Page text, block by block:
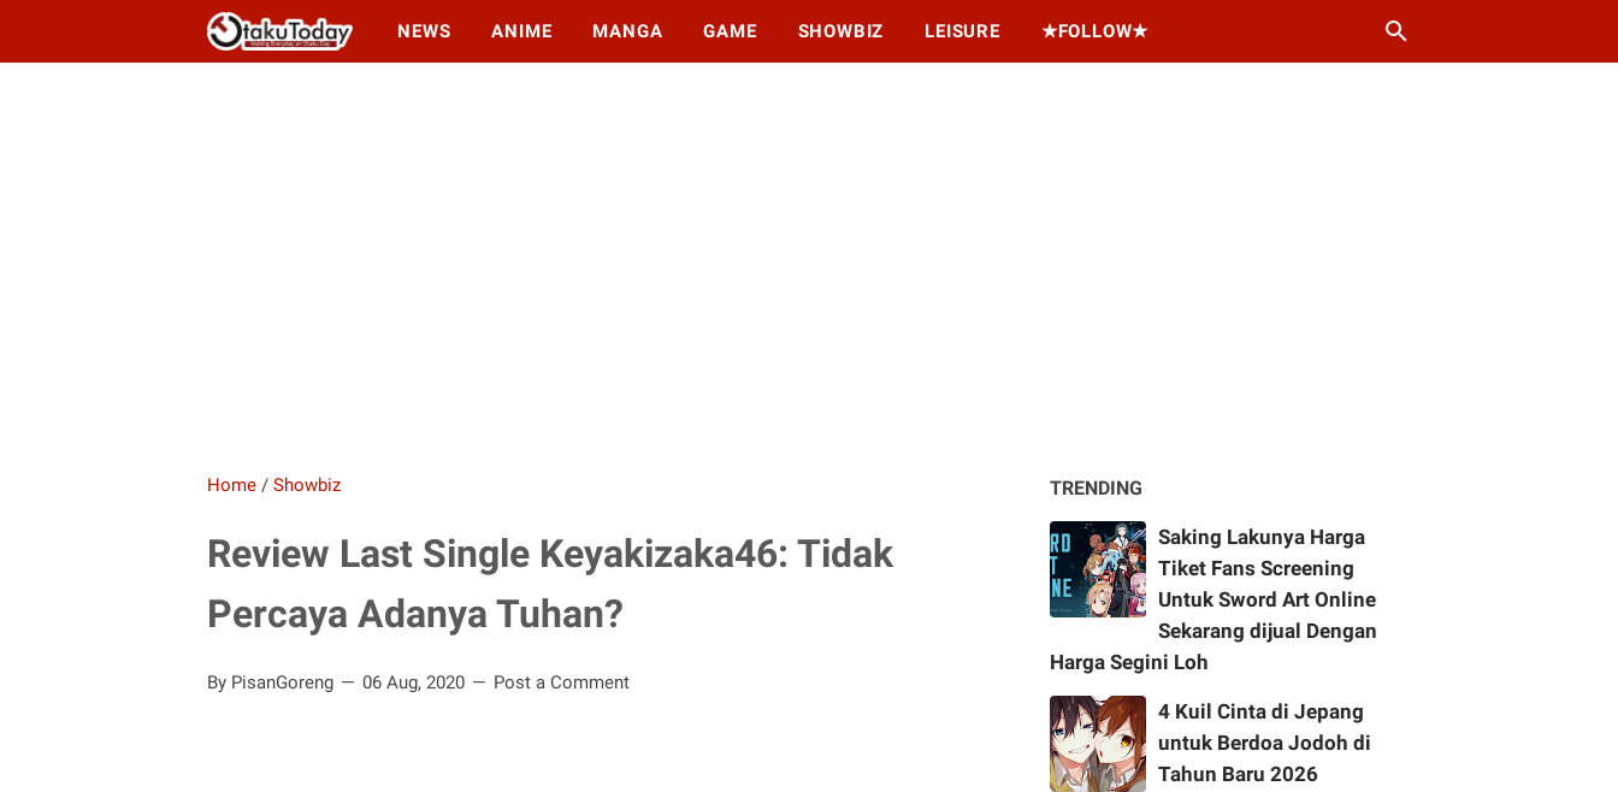
NEWS ANIME MANGA GAME SHOWBIZ LEISURE ★FOLLOW★
Home / Showbiz
Review Last Single Keyakizaka46: Tidak
Percaya Adanya Tuhan?
By PisanGoreng 06 Aug, 2020 Post a Comment
TRENDING
Saking Lakunya Harga
Tiket Fans Screening
Untuk Sword Art Online
Sekarang dijual Dengan
Harga Segini Loh
4 Kuil Cinta di Jepang
untuk Berdoa Jodoh di
Tahun Baru 2026